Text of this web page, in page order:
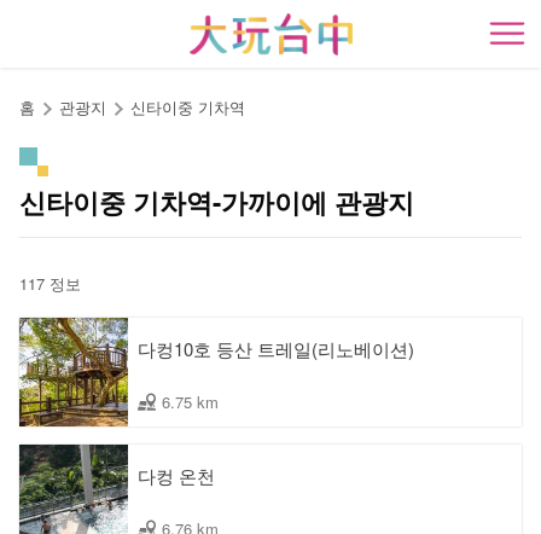
開
홈 관광지 신타이중 기차역
신타이중 기차역-가까이에 관광지
117 정보
다컹10호 등산 트레일(리노베이션)
6.75 km
다컹 온천
6.76 km